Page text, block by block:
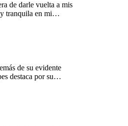
de darle vuelta a mis
tranquila en mi
de su evidente
destaca por su
y su calidez
comprendido
en el proceso